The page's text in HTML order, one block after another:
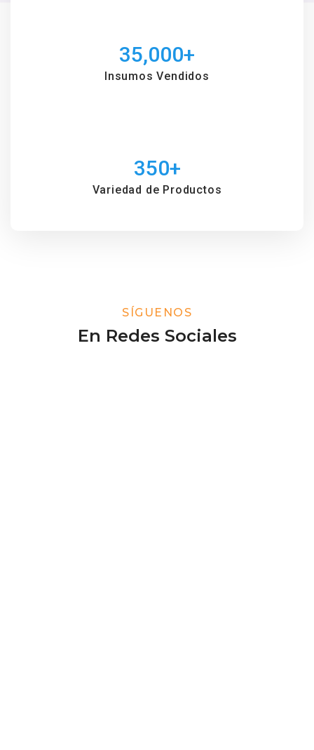
35,000+
Insumos Vendidos
350+
Variedad de Productos
SÍGUENOS
En Redes Sociales